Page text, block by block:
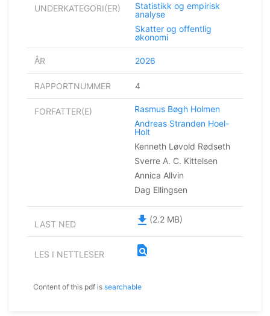
UNDERKATEGORI(ER)
Statistikk og empirisk
analyse
Skatter og offentlig
økonomi
ÅR 2026
RAPPORTNUMMER 4
FORFATTER(E)
Rasmus Bøgh Holmen
Andreas Stranden Hoel-
Holt
Kenneth Løvold Rødseth
Sverre A. C. Kittelsen
Annica Allvin
Dag Ellingsen
LAST NED file_download (2.2 MB)
LES I NETTLESER find_in_page
Content of this pdf is searchable